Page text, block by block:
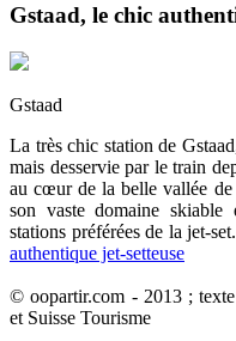
Gstaad, le chic
Gstaad
La très chic station de
mais desservie par le train
au cœur de la belle vallée de
son vaste domaine
stations préférées de la jet-
authentique jet-setteuse
© oopartir.com - 2013 ;
et Suisse Tourisme